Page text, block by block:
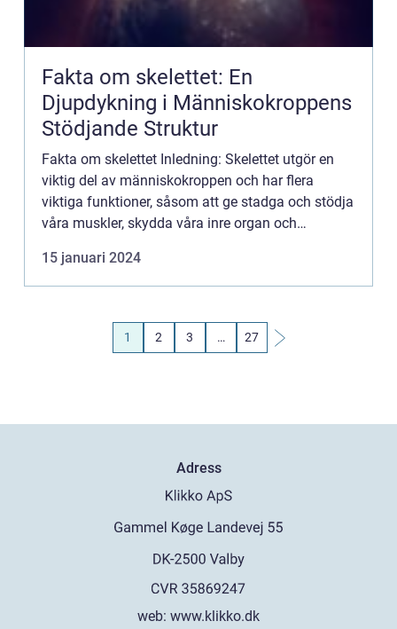
Fakta om skelettet: En
Djupdykning i Människokroppens
Stödjande Struktur
Fakta om skelettet Inledning: Skelettet utgör en
viktig del av människokroppen och har flera
viktiga funktioner, såsom att ge stadga och stödja
våra muskler, skydda våra inre organ och
utforska olik...
15 januari 2024
1 2 3 … 27
Adress
web: www.klikko.dk